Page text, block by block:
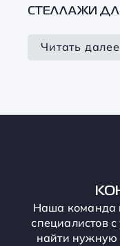
СТЕЛЛАЖИ
Читать далее
Наша команда
специалистов
найти